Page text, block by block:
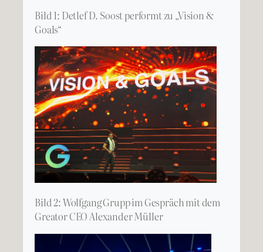
Bild 1: Detlef D. Soost performt zu „Vision &
Goals“
Bild 2: Wolfgang Grupp im Gespräch mit dem
Greator CEO Alexander Müller